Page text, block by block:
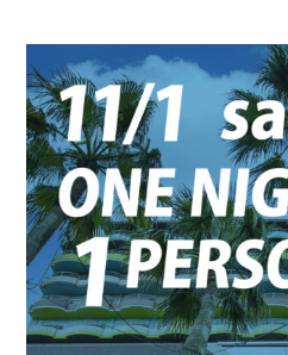
「ジャパンミニデイ in 浜名湖」宿